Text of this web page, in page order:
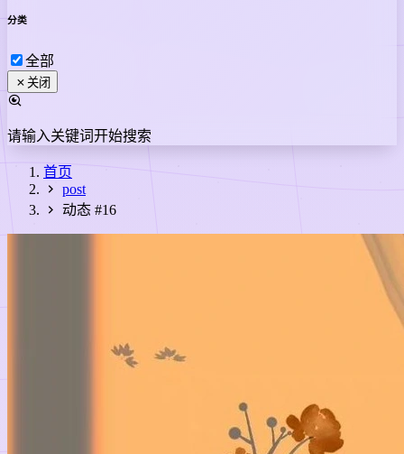
分类
全部
关闭
请输入关键词开始搜索
首页
post
动态 #16